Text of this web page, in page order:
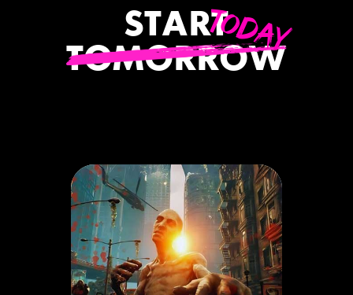
START
TOMORROW
TODAY